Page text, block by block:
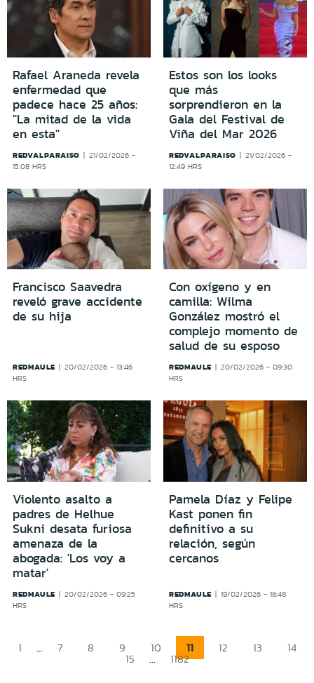
Rafael Araneda revela
enfermedad que
padece hace 25 años:
''La mitad de la vida
en esta''
REDVALPARAISO
21/02/2026 -
15:08 HRS
Estos son los looks
que más
sorprendieron en la
Gala del Festival de
Viña del Mar 2026
REDVALPARAISO
21/02/2026 -
12:49 HRS
Francisco Saavedra
reveló grave accidente
de su hija
REDMAULE
20/02/2026 - 13:46
HRS
Con oxígeno y en
camilla: Wilma
González mostró el
complejo momento de
salud de su esposo
REDMAULE
20/02/2026 - 09:30
HRS
Violento asalto a
padres de Helhue
Sukni desata furiosa
amenaza de la
abogada: 'Los voy a
matar'
REDMAULE
20/02/2026 - 09:25
HRS
Pamela Díaz y Felipe
Kast ponen fin
definitivo a su
relación, según
cercanos
REDMAULE
19/02/2026 - 18:48
HRS
1 ... 7 8 9 10 11 12 13 14
15 ... 1182